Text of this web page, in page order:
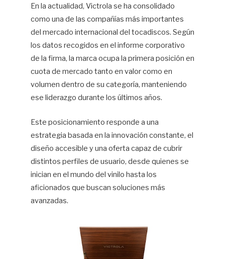
En la actualidad, Victrola se ha consolidado
como una de las compañías más importantes
del mercado internacional del tocadiscos. Según
los datos recogidos en el informe corporativo
de la firma, la marca ocupa la primera posición en
cuota de mercado tanto en valor como en
volumen dentro de su categoría, manteniendo
ese liderazgo durante los últimos años.
Este posicionamiento responde a una
estrategia basada en la innovación constante, el
diseño accesible y una oferta capaz de cubrir
distintos perfiles de usuario, desde quienes se
inician en el mundo del vinilo hasta los
aficionados que buscan soluciones más
avanzadas.